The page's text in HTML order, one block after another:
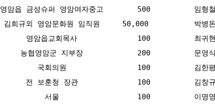
영암읍 금성슈퍼 영암여자중고 500 임형철
김희규외 영암문화원 임직원 50,000 박병돈
영암읍교회목사 100 최귀현
농협영암군 지부장 200 문영식
국회의원 100 김한평
전 보훈청 장관 100 김창규
서울 100 이명영